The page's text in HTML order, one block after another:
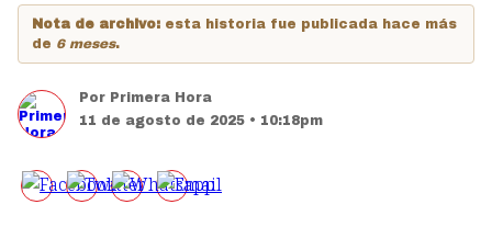
Nota de archivo: esta historia fue publicada hace más
de 6 meses.
Por Primera Hora
11 de agosto de 2025 • 10:18pm